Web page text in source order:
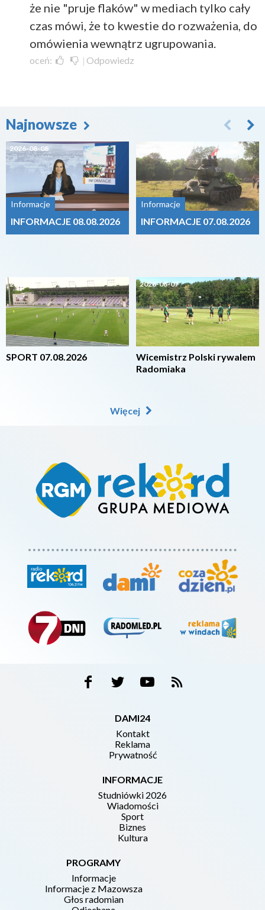
że nie "pruje flaków" w mediach tylko cały
czas mówi, że to kwestie do rozważenia, do
omówienia wewnątrz ugrupowania.
oceń: | Odpowiedz
Najnowsze
2026-08-08
Informacje
INFORMACJE 08.08.2026
2026-08-07
SPORT 07.08.2026
Informacje
INFORMACJE 07.08.2026
2026-08-07
Wicemistrz Polski rywalem
Radomiaka
Więcej
DAMI24
Kontakt
Reklama
Prywatność
INFORMACJE
Studniówki 2026
Wiadomości
Sport
Biznes
Kultura
PROGRAMY
Informacje
Informacje z Mazowsza
Głos radomian